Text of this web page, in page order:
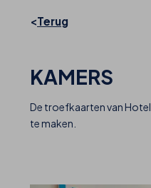
Terug
KAMERS
De troefkaarten van Hotel
te maken.